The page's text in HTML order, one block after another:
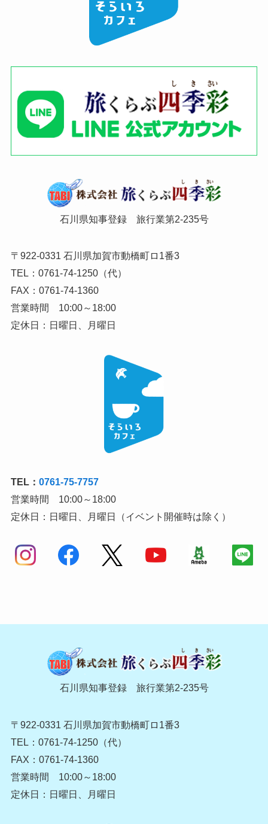
石川県知事登録 旅行業第2-235号
〒922-0331 石川県加賀市動橋町ロ1番3
TEL：0761-74-1250（代）
FAX：0761-74-1360
営業時間 10:00～18:00
定休日：日曜日、月曜日
TEL： 0761-75-7757
営業時間 10:00～18:00
定休日：日曜日、月曜日（イベント開催時は除く）
石川県知事登録 旅行業第2-235号
〒922-0331 石川県加賀市動橋町ロ1番3
TEL：0761-74-1250（代）
FAX：0761-74-1360
営業時間 10:00～18:00
定休日：日曜日、月曜日